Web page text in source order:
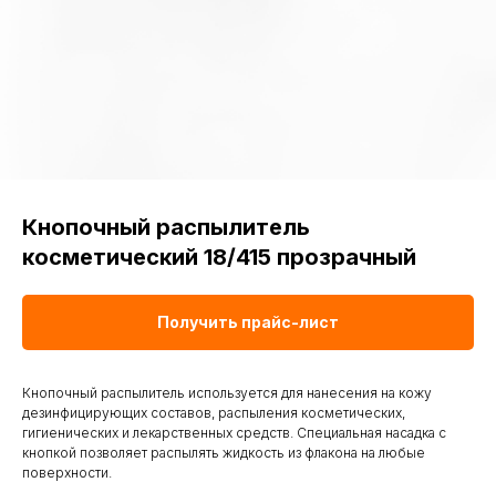
Кнопочный распылитель
косметический 18/415 прозрачный
Получить прайс-лист
Кнопочный распылитель используется для нанесения на кожу
дезинфицирующих составов, распыления косметических,
гигиенических и лекарственных средств. Специальная насадка с
кнопкой позволяет распылять жидкость из флакона на любые
поверхности.